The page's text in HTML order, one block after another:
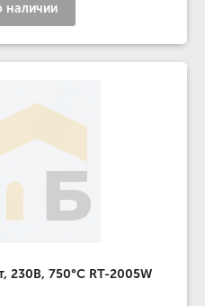
наличии
230В, 750°С RT-2005W